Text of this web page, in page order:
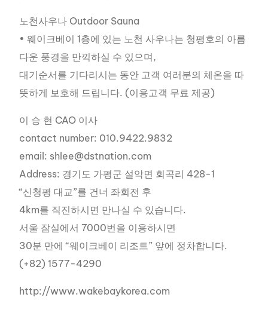
노천사우나 Outdoor Sauna
• 웨이크베이 1층에 있는 노천 사우나는 청평호의 아름
다운 풍경을 만끽하실 수 있으며,
대기순서를 기다리시는 동안 고객 여러분의 체온을 따
뜻하게 보호해 드립니다. (이용고객 무료 제공)
이 승 현 CAO 이사
contact number: 010.9422.9832
email: shlee@dstnation.com
Address: 경기도 가평군 설악면 회곡리 428-1
“신청평 대교”를 건너 좌회전 후
4km를 직진하시면 만나실 수 있습니다.
서울 잠실에서 7000번을 이용하시면
30분 만에 “웨이크베이 리조트” 앞에 정차합니다.
(+82) 1577-4290
http://www.wakebaykorea.com